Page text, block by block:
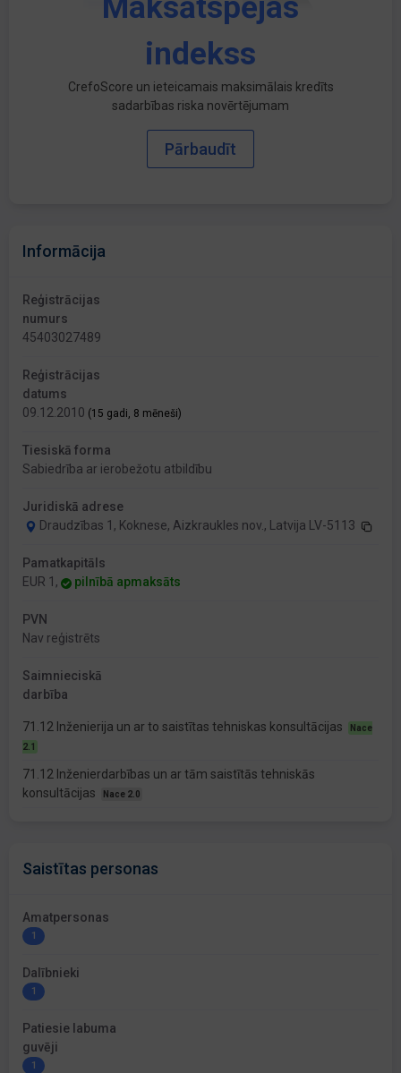
Maksātspējas
indekss
CrefoScore un ieteicamais maksimālais kredīts
sadarbības riska novērtējumam
Pārbaudīt
Informācija
Reģistrācijas
numurs
45403027489
Reģistrācijas
datums
09.12.2010 (15 gadi, 8 mēneši)
Tiesiskā forma
Sabiedrība ar ierobežotu atbildību
Juridiskā adrese
Draudzības 1, Koknese, Aizkraukles nov., Latvija LV-5113
Pamatkapitāls
EUR 1,
pilnībā apmaksāts
PVN
Nav reģistrēts
Saimnieciskā
darbība
71.12 Inženierija un ar to saistītas tehniskas konsultācijas
Nace
2.1
71.12 Inženierdarbības un ar tām saistītās tehniskās
konsultācijas
Nace 2.0
Saistītas personas
Amatpersonas
1
Dalībnieki
1
Patiesie labuma
guvēji
1